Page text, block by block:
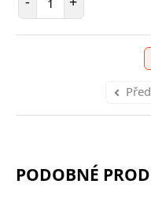
PODOBNÉ